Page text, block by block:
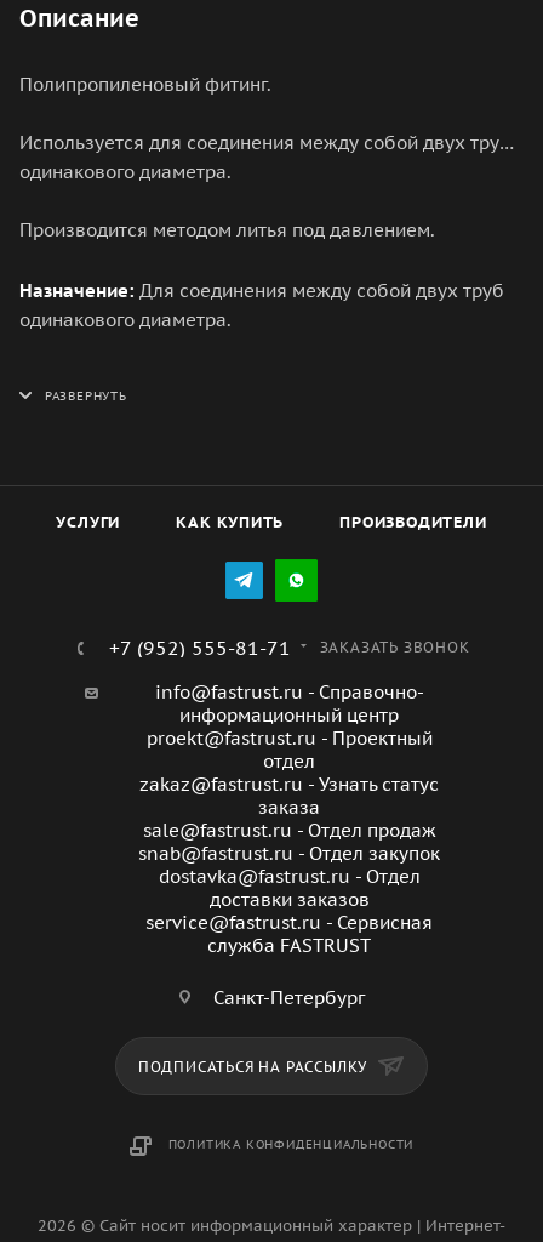
Описание
Полипропиленовый фитинг.
Используется для соединения между собой двух труб
одинакового диаметра.
Производится методом литья под давлением.
Назначение: Для соединения между собой двух труб
одинакового диаметра.
напорные и соединительные детали к ним из
Материал:
Диаметр присоединения:
20, 25, 32, 40, 50, 63, 75, 90,
Рабочая температура:80° С
Максимальная рабочая температура:90° С
Номинальное давление, PN:25 бар
Технология монтажа:раструбная полифузионная
белый/серый
картонная коробка
УСЛУГИ КАК КУПИТЬ ПРОИЗВОДИТЕЛИ
+7 (952) 555-81-71 ЗАКАЗАТЬ ЗВОНОК
info@fastrust.ru - Справочно-
информационный центр
proekt@fastrust.ru - Проектный
отдел
zakaz@fastrust.ru - Узнать статус
заказа
sale@fastrust.ru - Отдел продаж
snab@fastrust.ru - Отдел закупок
dostavka@fastrust.ru - Отдел
доставки заказов
service@fastrust.ru - Сервисная
служба FASTRUST
Санкт-Петербург
ПОДПИСАТЬСЯ НА РАССЫЛКУ
ПОЛИТИКА КОНФИДЕНЦИАЛЬНОСТИ
2026 © Сайт носит информационный характер | Интернет-